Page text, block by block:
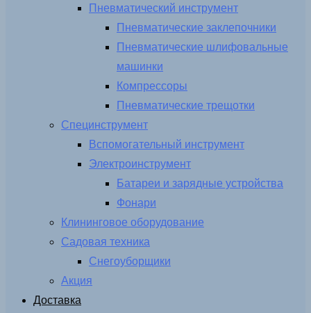
Пневматический инструмент
Пневматические заклепочники
Пневматические шлифовальные
машинки
Компрессоры
Пневматические трещотки
Специнструмент
Вспомогательный инструмент
Электроинструмент
Батареи и зарядные устройства
Фонари
Клининговое оборудование
Садовая техника
Снегоуборщики
Акция
Доставка